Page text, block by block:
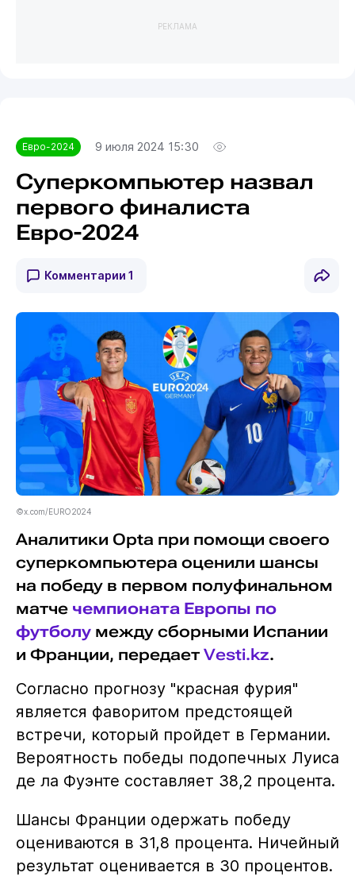
РЕКЛАМА
Евро-2024 9 июля 2024 15:30
Суперкомпьютер назвал
первого финалиста
Евро-2024
Комментарии 1
©x.com/EURO2024
Аналитики Opta при помощи своего
суперкомпьютера оценили шансы
на победу в первом полуфинальном
матче чемпионата Европы по
футболумежду сборными Испании
и Франции, передает Vesti.kz.
Согласно прогнозу "красная фурия"
является фаворитом предстоящей
встречи, который пройдет в Германии.
Вероятность победы подопечных Луиса
де ла Фуэнте составляет 38,2 процента.
Шансы Франции одержать победу
оцениваются в 31,8 процента. Ничейный
результат оценивается в 30 процентов.